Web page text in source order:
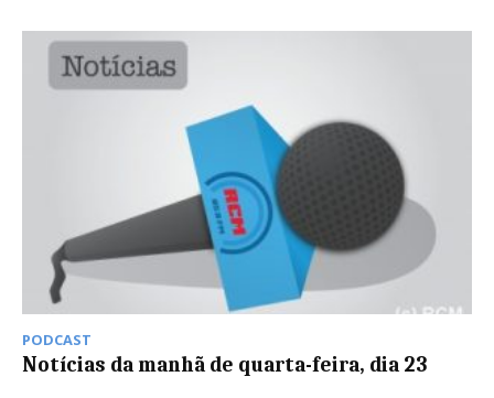
PODCAST
Notícias da manhã de quarta-feira, dia 23